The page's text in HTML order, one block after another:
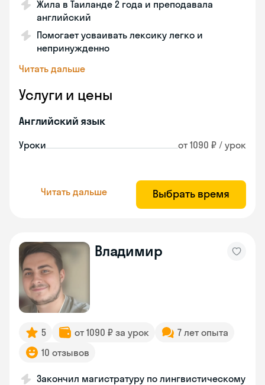
Жила в Таиланде 2 года и преподавала
английский
Помогает усваивать лексику легко и
непринужденно
Читать дальше
Услуги и цены
Английский язык
Уроки от 1090 ₽ / урок
Читать дальше Выбрать время
Владимир
5 от 1090 ₽ за урок
7 лет опыта
10 отзывов
Закончил магистратуру по лингвистическому